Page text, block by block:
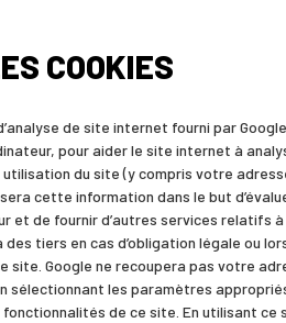
COOKIES
de site internet fourni par
pour aider le site internet à
du site (y compris votre
cette information dans le but
et de fournir d’autres services relatifs
tiers en cas d’obligation légale ou
site. Google ne recoupera pas votre
sélectionnant les paramètres
de ce site. En utilisant